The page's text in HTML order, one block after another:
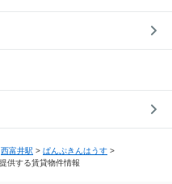
西富井駅 > ぱんぷきんはうす >
供する賃貸物件情報